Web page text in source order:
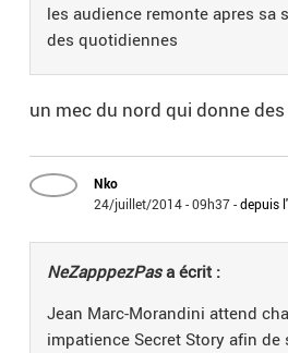
les audience remonte apres sa
des quotidiennes
un mec du nord qui donne
Nko
24/juillet/2014 - 09h37-depuis
NeZapppezPasa écrit :
Jean Marc-Morandini attend
impatience Secret Story afin de